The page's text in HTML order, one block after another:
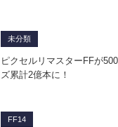
未分類
ピクセルリマスターFFが
ズ累計2億本に！
FF14